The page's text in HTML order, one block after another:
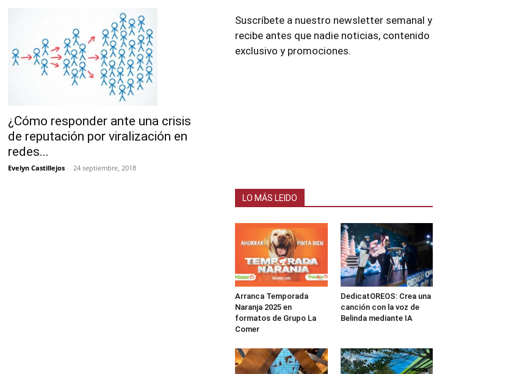
¿Cómo responder ante una crisis
de reputación por viralización en
redes...
Evelyn Castillejos - 24 septiembre, 2018
Suscríbete a nuestro newsletter semanal y
recibe antes que nadie noticias, contenido
exclusivo y promociones.
LO MÁS LEIDO
Arranca Temporada
Naranja 2025 en
formatos de Grupo La
Comer
DedicatOREOS: Crea una
canción con la voz de
Belinda mediante IA